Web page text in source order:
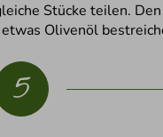
Stücke teilen.
Olivenöl
5